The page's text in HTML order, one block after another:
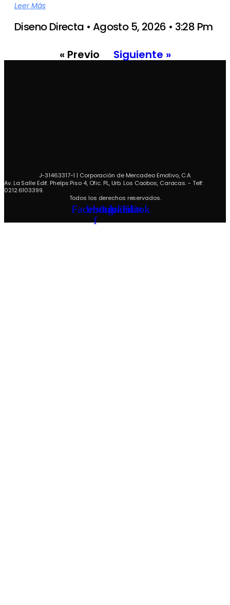
Leer Más
Diseno Directa Agosto 5, 2026
3:28 Pm
« Previo
Siguiente »
J-31463317-1 | Corporación de Mercadeo Emotivo, C.A.
Av. La Salle Edif. Phelps Piso 4, Ofic. PL, Urb. Los Caobos, Caracas. - Telf:
0212.6103399.
Todos los derechos reservados.
Facebook-
f
Instagram
Linkedin
Tiktok